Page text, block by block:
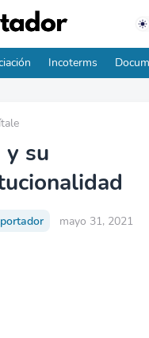
Incoterms
y su
mayo 31, 2021